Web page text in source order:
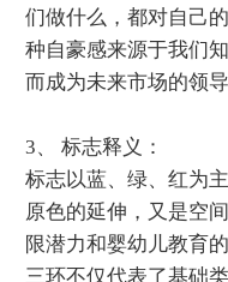
们做什么，都对自己
种自豪感来源于我们
而成为未来市场的领导
3、 标志释义：
标志以蓝、绿、红为
原色的延伸，又是空
限潜力和婴幼儿教育的
三环不仅代表了基础